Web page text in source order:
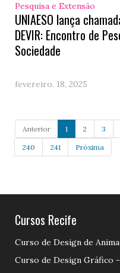
Pesquisa e Extensão
UNIAESO lança
DEVIR: Encontro de
Sociedade
fevereiro. 18, 2025
Anterior 1 2 3
240 241 Próxima
Cursos Recife
Curso de Design de
Curso de Design Gráfico